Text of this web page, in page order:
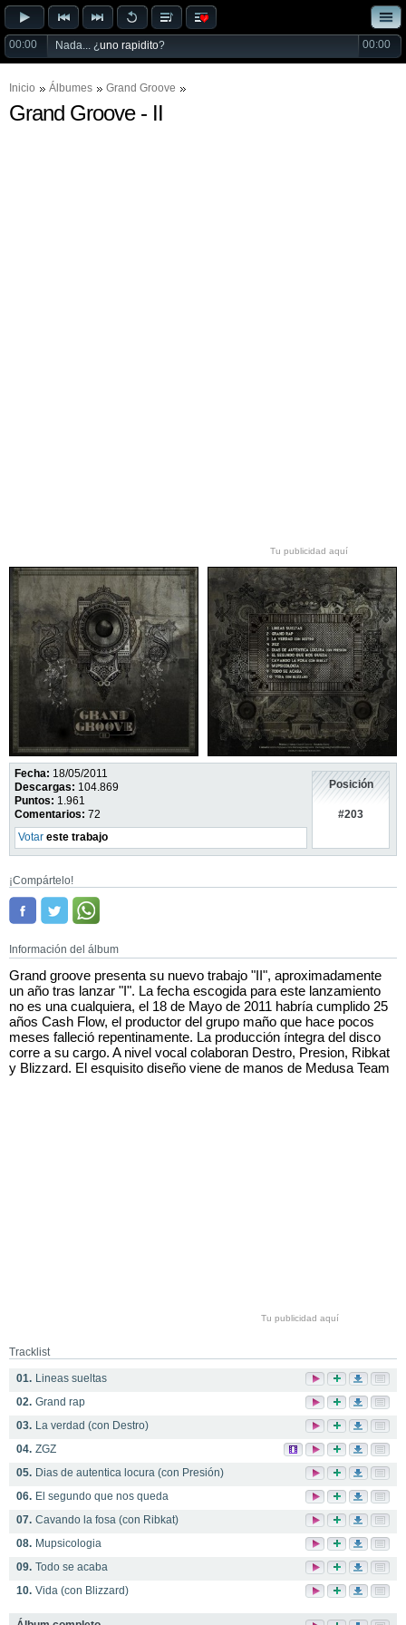
00:00 Nada... ¿uno rapidito? 00:00
Inicio Álbumes Grand Groove
Grand Groove - II
Tu publicidad aquí
Fecha: 18/05/2011
Descargas: 104.869
Puntos: 1.961
Comentarios: 72
Votar este trabajo
Posición
#203
¡Compártelo!
Información del álbum
Grand groove presenta su nuevo trabajo "II", aproximadamente
un año tras lanzar "I". La fecha escogida para este lanzamiento
no es una cualquiera, el 18 de Mayo de 2011 habría cumplido 25
años Cash Flow, el productor del grupo maño que hace pocos
meses falleció repentinamente. La producción íntegra del disco
corre a su cargo. A nivel vocal colaboran Destro, Presion, Ribkat
y Blizzard. El esquisito diseño viene de manos de Medusa Team
Tu publicidad aquí
Tracklist
01. Lineas sueltas
02. Grand rap
03. La verdad (con Destro)
04. ZGZ
05. Dias de autentica locura (con Presión)
06. El segundo que nos queda
07. Cavando la fosa (con Ribkat)
08. Mupsicologia
09. Todo se acaba
10. Vida (con Blizzard)